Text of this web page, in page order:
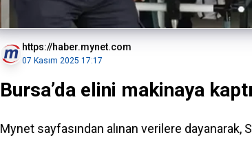
https://haber.mynet.com
07 Kasım 2025 17:17
Bursa’da elini makinaya
Mynet sayfasından alınan verilere dayanarak,